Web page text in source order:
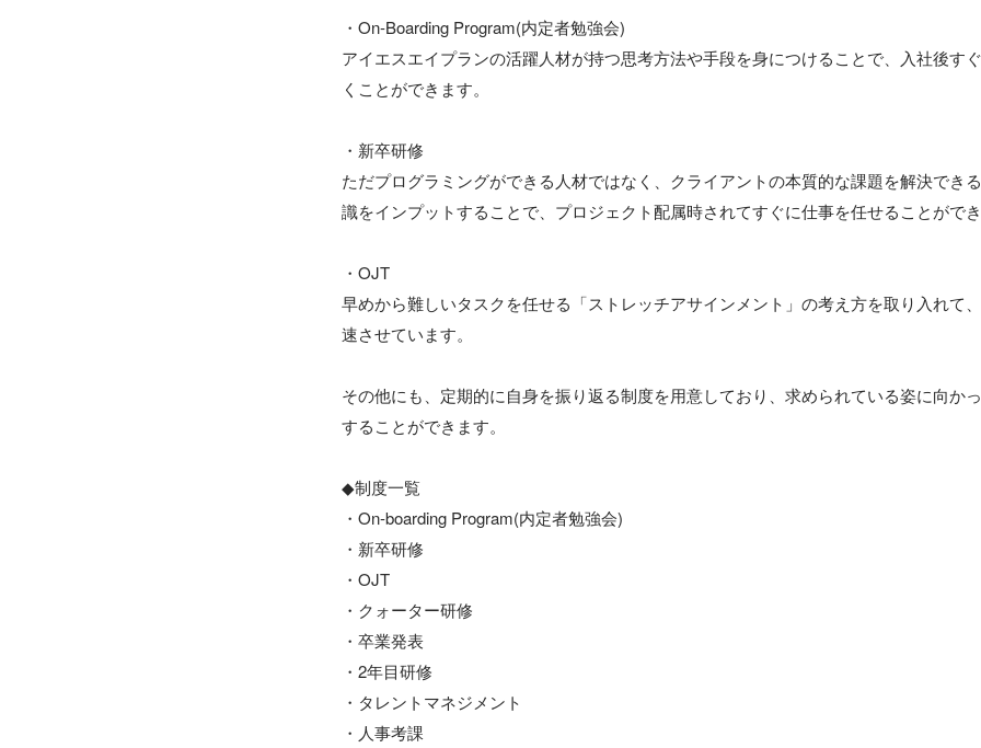
・On-Boarding Program(内定者勉強会)
アイエスエイプランの活躍人材が持つ思考方法や手段を身につけることで、入社後す
くことができます。
・新卒研修
ただプログラミングができる人材ではなく、クライアントの本質的な課題を解決でき
識をインプットすることで、プロジェクト配属時されてすぐに仕事を任せることができ
・OJT
早めから難しいタスクを任せる「ストレッチアサインメント」の考え方を取り入れて
速させています。
その他にも、定期的に自身を振り返る制度を用意しており、求められている姿に向か
することができます。
◆制度一覧
・On-boarding Program(内定者勉強会)
・新卒研修
・OJT
・クォーター研修
・卒業発表
・2年目研修
・タレントマネジメント
・人事考課